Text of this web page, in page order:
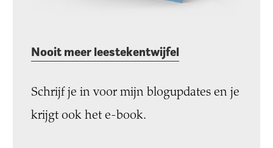
Nooit meer leestekentwijfel
Schrijf je in voor mijn blogupdates en je
krijgt ook het e-book.